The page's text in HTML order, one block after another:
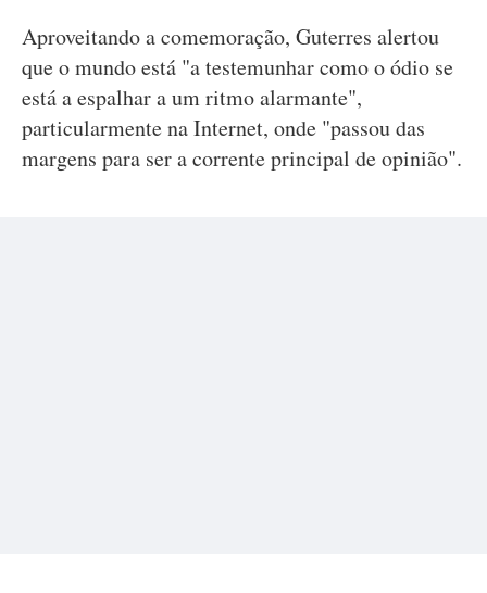
Aproveitando a comemoração, Guterres alertou
que o mundo está "a testemunhar como o ódio se
está a espalhar a um ritmo alarmante",
particularmente na Internet, onde "passou das
margens para ser a corrente principal de opinião".